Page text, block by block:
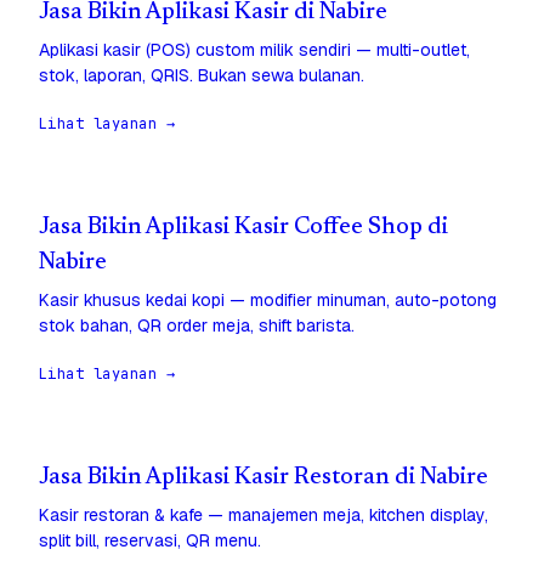
Jasa Bikin Aplikasi Kasir di Nabire
Aplikasi kasir (POS) custom milik sendiri — multi-outlet,
stok, laporan, QRIS. Bukan sewa bulanan.
Lihat layanan →
Jasa Bikin Aplikasi Kasir Coffee Shop di
Nabire
Kasir khusus kedai kopi — modifier minuman, auto-potong
stok bahan, QR order meja, shift barista.
Lihat layanan →
Jasa Bikin Aplikasi Kasir Restoran di Nabire
Kasir restoran & kafe — manajemen meja, kitchen display,
split bill, reservasi, QR menu.